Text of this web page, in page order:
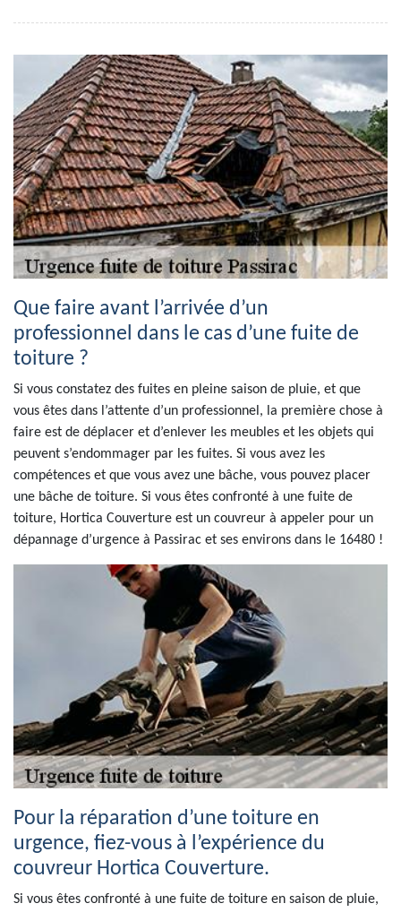
Que faire avant l’arrivée d’un
professionnel dans le cas d’une fuite de
toiture ?
Si vous constatez des fuites en pleine saison de pluie, et que
vous êtes dans l’attente d’un professionnel, la première chose à
faire est de déplacer et d’enlever les meubles et les objets qui
peuvent s’endommager par les fuites. Si vous avez les
compétences et que vous avez une bâche, vous pouvez placer
une bâche de toiture. Si vous êtes confronté à une fuite de
toiture, Hortica Couverture est un couvreur à appeler pour un
dépannage d’urgence à Passirac et ses environs dans le 16480 !
Pour la réparation d’une toiture en
urgence, fiez-vous à l’expérience du
couvreur Hortica Couverture.
Si vous êtes confronté à une fuite de toiture en saison de pluie,